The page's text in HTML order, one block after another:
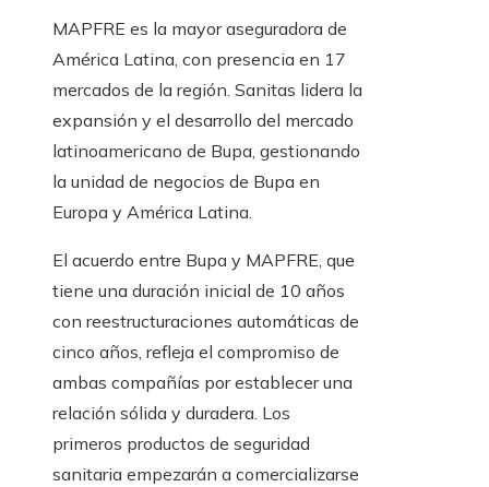
MAPFRE es la mayor aseguradora de
América Latina, con presencia en 17
mercados de la región. Sanitas lidera la
expansión y el desarrollo del mercado
latinoamericano de Bupa, gestionando
la unidad de negocios de Bupa en
Europa y América Latina.
El acuerdo entre Bupa y MAPFRE, que
tiene una duración inicial de 10 años
con reestructuraciones automáticas de
cinco años, refleja el compromiso de
ambas compañías por establecer una
relación sólida y duradera. Los
primeros productos de seguridad
sanitaria empezarán a comercializarse